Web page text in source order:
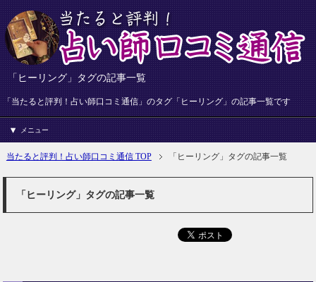
「ヒーリング」タグの記事一覧
「当たると評判！占い師口コミ通信」のタグ「ヒーリング」の記事一覧です
メニュー
当たると評判！占い師口コミ通信 TOP 「ヒーリング」タグの記事一覧
「ヒーリング」タグの記事一覧